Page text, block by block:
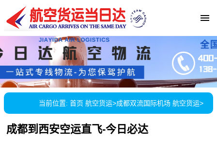
当前位置: 首页 航空货运>成都双流国际机场 航空货运>
成都到西安空运直飞-今日必达